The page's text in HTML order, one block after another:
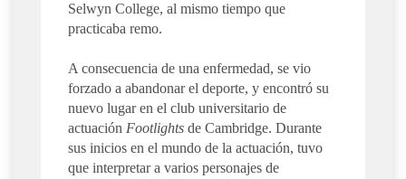
Selwyn College, al mismo tiempo que
practicaba remo.
A consecuencia de una enfermedad, se vio
forzado a abandonar el deporte, y encontró su
nuevo lugar en el club universitario de
actuación Footlights de Cambridge. Durante
sus inicios en el mundo de la actuación, tuvo
que interpretar a varios personajes de